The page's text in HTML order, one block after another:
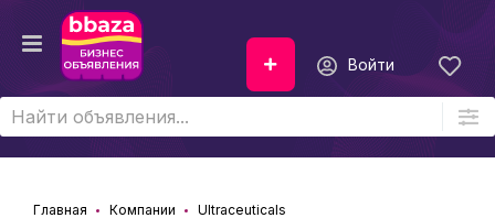
Войти
Главная Компании Ultraceuticals